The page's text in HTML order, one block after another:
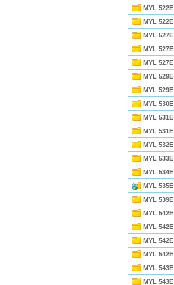
MYL 522E
MYL 522E
MYL 527E
MYL 527E
MYL 527E
MYL 529E
MYL 529E
MYL 530E
MYL 531E
MYL 531E
MYL 532E
MYL 533E
MYL 534E
MYL 535E
MYL 539E
MYL 542E
MYL 542E
MYL 542E
MYL 542E
MYL 543E
MYL 543E